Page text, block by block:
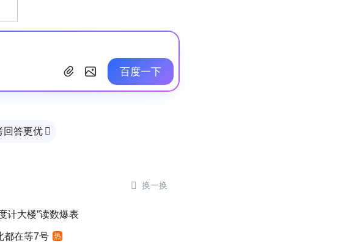
百度一下
回答更优 
 换一换
计大楼”读数爆表
都在等7号 热